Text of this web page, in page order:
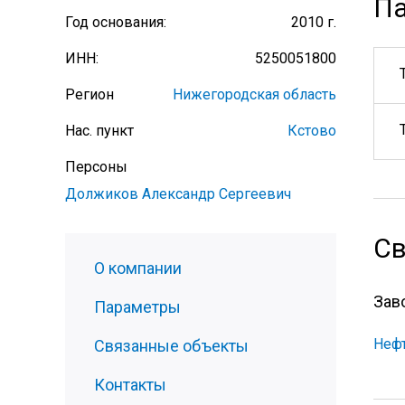
Год основания: 2010 г.
ИНН: 5250051800
Регион Нижегородская область
Нас. пункт Кстово
Персоны
Должиков Александр Сергеевич
О компании
Параметры
Связанные объекты
Контакты